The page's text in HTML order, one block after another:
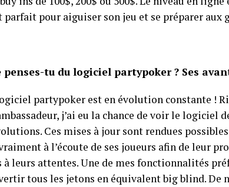
parfait pour aiguiser son jeu et se préparer
penses-tu du logiciel partypoker ? Ses
partypoker est en évolution constante !
j’ai eu la chance de voir le logiciel
Ces mises à jour sont rendues
à l’écoute de ses joueurs afin de leur
à leurs attentes. Une de mes fonctionnalités
tous les jetons en équivalent big blind. De